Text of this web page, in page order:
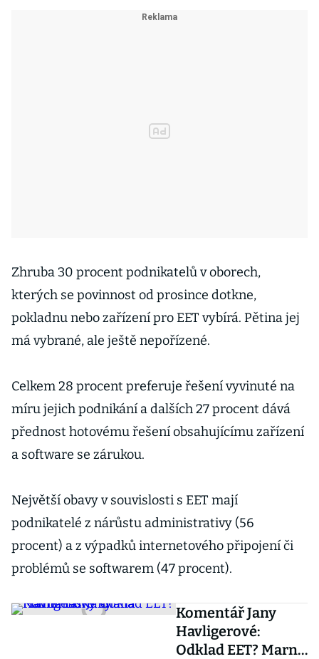
Zhruba 30 procent podnikatelů v oborech,
kterých se povinnost od prosince dotkne,
pokladnu nebo zařízení pro EET vybírá. Pětina jej
má vybrané, ale ještě nepořízené.
Celkem 28 procent preferuje řešení vyvinuté na
míru jejich podnikání a dalších 27 procent dává
přednost hotovému řešení obsahujícímu zařízení
a software se zárukou.
Největší obavy v souvislosti s EET mají
podnikatelé z nárůstu administrativy (56
procent) a z výpadků internetového připojení či
problémů se softwarem (47 procent).
Komentář Jany
Havligerové:
Odklad EET? Marná